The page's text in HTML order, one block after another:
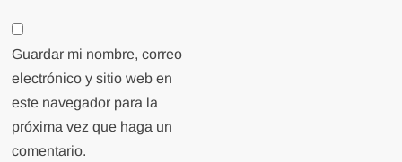
Guardar mi nombre, correo
electrónico y sitio web en
este navegador para la
próxima vez que haga un
comentario.